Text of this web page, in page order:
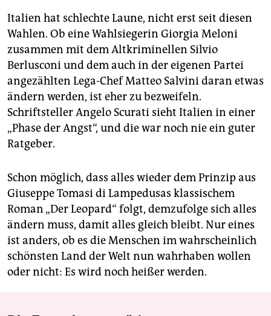
Italien hat schlechte Laune, nicht erst seit diesen
Wahlen. Ob eine Wahlsiegerin Giorgia Meloni
zusammen mit dem Altkriminellen Silvio
Berlusconi und dem auch in der eigenen Partei
angezählten Lega-Chef Matteo Salvini daran etwas
ändern werden, ist eher zu bezweifeln.
Schriftsteller Angelo Scurati sieht Italien in einer
„Phase der Angst“, und die war noch nie ein guter
Ratgeber.
Schon möglich, dass alles wieder dem Prinzip aus
Giuseppe Tomasi di Lampedusas klassischem
Roman „Der Leopard“ folgt, demzufolge sich alles
ändern muss, damit alles gleich bleibt. Nur eines
ist anders, ob es die Menschen im wahrscheinlich
schönsten Land der Welt nun wahrhaben wollen
oder nicht: Es wird noch heißer werden.